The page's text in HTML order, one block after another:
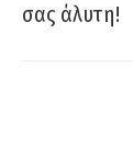
σας άλυτη!